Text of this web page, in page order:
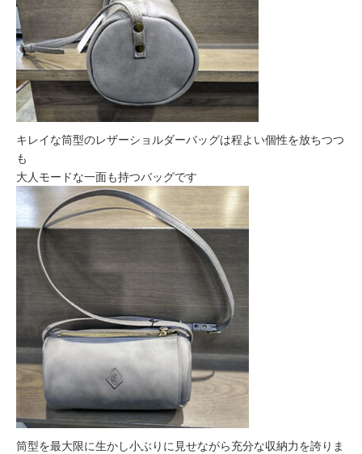
キレイな筒型のレザーショルダーバッグは程よい個性を放ちつつ
も
大人モードな一面も持つバッグです
筒型を最大限に生かし小ぶりに見せながら充分な収納力を誇りま